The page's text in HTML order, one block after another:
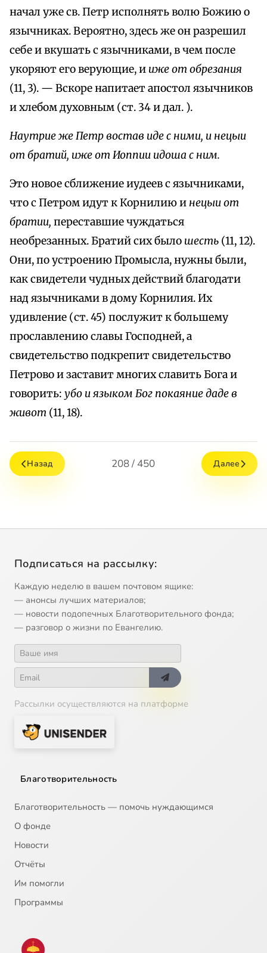
начал уже св. Петр исполнять волю Божию о
язычниках. Вероятно, здесь же он разрешил
себе и вкушать с язычниками, в чем после
укоряют его верующие, и иже от обрезания
(11, 3). — Вскоре напитает апостол язычников
и хлебом духовным (ст. 34 и дал. ).
Наутрие же Петр востав иде с ними, и нецыи
от братий, иже от Иоппии идоша с ним.
Это новое сближение иудеев с язычниками,
что с Петром идут к Корнилию и нецыи от
братии, переставшие чуждаться
необрезанных. Братий сих было шесть (11, 12).
Они, по устроению Промысла, нужны были,
как свидетели чудных действий благодати
над язычниками в дому Корнилия. Их
удивление (ст. 45) послужит к большему
прославлению славы Господней, а
свидетельство подкрепит свидетельство
Петрово и заставит многих славить Бога и
говорить: убо и языком Бог покаяние даде в
живот (11, 18).
Назад 208 / 450 Далее
Подписаться на рассылку:
Каждую неделю в вашем почтовом ящике:
— анонсы лучших материалов;
— новости подопечных Благотворительного фонда;
— разговор о жизни по Евангелию.
Рассылки осуществляются на платформе
Благотворительность
Благотворительность — помочь нуждающимся
О фонде
Новости
Отчёты
Им помогли
Программы